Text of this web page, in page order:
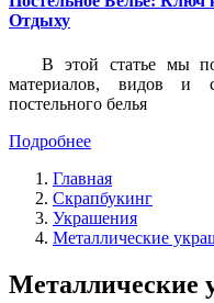
Отдыху
В этой статье мы
материалов, видов и
постельного белья
Подробнее
Главная
Скрапбукинг
Украшения
Металлические
Металлические